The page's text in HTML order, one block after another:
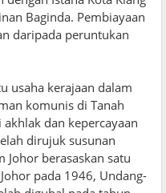
Baginda. Pembiayaan
daripada peruntukan
usaha kerajaan dalam
komunis di Tanah
dan kepercayaan
dirujuk susunan
Johor berasaskan satu
pada 1946, Undang-